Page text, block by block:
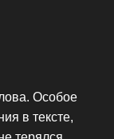
Особое
в тексте,